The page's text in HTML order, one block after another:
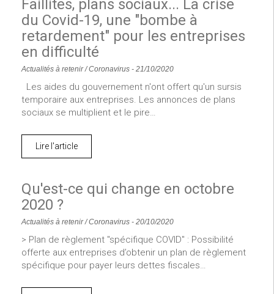
Faillites, plans sociaux... La crise
du Covid-19, une "bombe à
retardement" pour les entreprises
en difficulté
Actualités à retenir/Coronavirus - 21/10/2020
Les aides du gouvernement n'ont offert qu'un sursis
temporaire aux entreprises. Les annonces de plans
sociaux se multiplient et le pire…
Lire l'article
Qu'est-ce qui change en octobre
2020 ?
Actualités à retenir/Coronavirus - 20/10/2020
> Plan de règlement "spécifique COVID" : Possibilité
offerte aux entreprises d’obtenir un plan de règlement
spécifique pour payer leurs dettes fiscales…